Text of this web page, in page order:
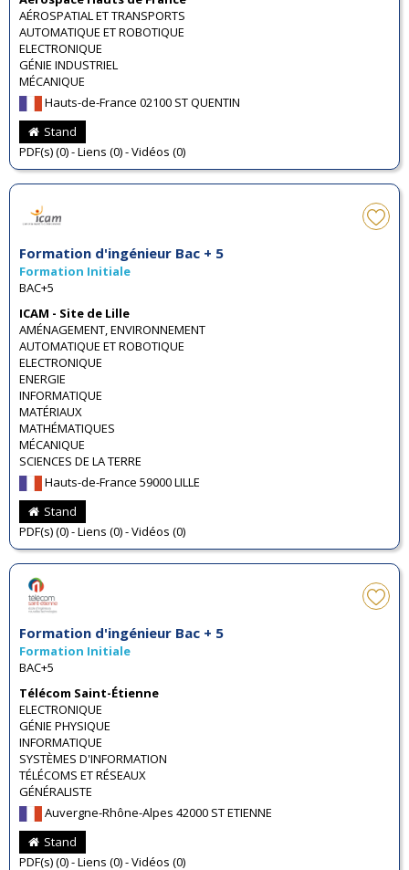
AÉROSPATIAL ET TRANSPORTS
AUTOMATIQUE ET ROBOTIQUE
ELECTRONIQUE
GÉNIE INDUSTRIEL
MÉCANIQUE
Hauts-de-France 02100 ST QUENTIN
Stand
PDF(s) (0) - Liens (0) - Vidéos (0)
Formation d'ingénieur Bac + 5
Formation Initiale
BAC+5
ICAM - Site de Lille
AMÉNAGEMENT, ENVIRONNEMENT
AUTOMATIQUE ET ROBOTIQUE
ELECTRONIQUE
ENERGIE
INFORMATIQUE
MATÉRIAUX
MATHÉMATIQUES
MÉCANIQUE
SCIENCES DE LA TERRE
Hauts-de-France 59000 LILLE
Stand
PDF(s) (0) - Liens (0) - Vidéos (0)
Formation d'ingénieur Bac + 5
Formation Initiale
BAC+5
Télécom Saint-Étienne
ELECTRONIQUE
GÉNIE PHYSIQUE
INFORMATIQUE
SYSTÈMES D'INFORMATION
TÉLÉCOMS ET RÉSEAUX
GÉNÉRALISTE
Auvergne-Rhône-Alpes 42000 ST ETIENNE
Stand
PDF(s) (0) - Liens (0) - Vidéos (0)